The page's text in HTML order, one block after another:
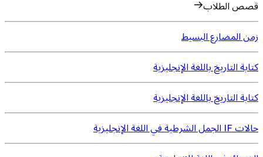
قصص الطلاب
زمن المضارع البسيط
كتابة التاريخ باللغة الإنجليزية
كتابة التاريخ باللغة الإنجليزية
حالات IF الجمل الشرطية في اللغة الإنجليزية